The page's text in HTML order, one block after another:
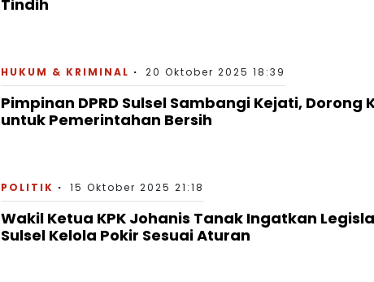
Tindih
HUKUM & KRIMINAL 20 Oktober 2025 18:39
Pimpinan DPRD Sulsel Sambangi Kejati, Dorong
untuk Pemerintahan Bersih
POLITIK 15 Oktober 2025 21:18
Wakil Ketua KPK Johanis Tanak Ingatkan
Sulsel Kelola Pokir Sesuai Aturan